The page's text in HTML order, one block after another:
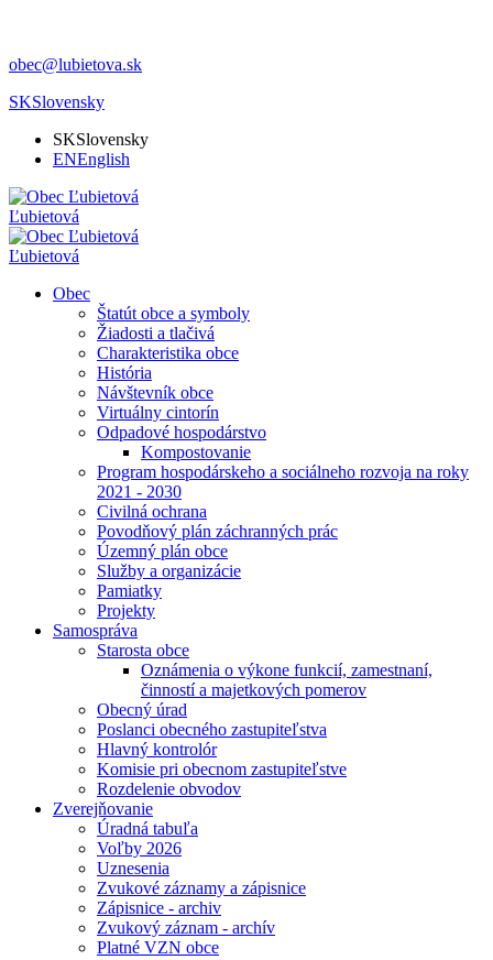
obec@lubietova.sk
SKSlovensky
SKSlovensky
ENEnglish
Ľubietová
Ľubietová
Obec
Štatút obce a symboly
Žiadosti a tlačivá
Charakteristika obce
História
Návštevník obce
Virtuálny cintorín
Odpadové hospodárstvo
Kompostovanie
Program hospodárskeho a sociálneho rozvoja na roky
2021 - 2030
Civilná ochrana
Povodňový plán záchranných prác
Územný plán obce
Služby a organizácie
Pamiatky
Projekty
Samospráva
Starosta obce
Oznámenia o výkone funkcií, zamestnaní,
činností a majetkových pomerov
Obecný úrad
Poslanci obecného zastupiteľstva
Hlavný kontrolór
Komisie pri obecnom zastupiteľstve
Rozdelenie obvodov
Zverejňovanie
Úradná tabuľa
Voľby 2026
Uznesenia
Zvukové záznamy a zápisnice
Zápisnice - archiv
Zvukový záznam - archív
Platné VZN obce